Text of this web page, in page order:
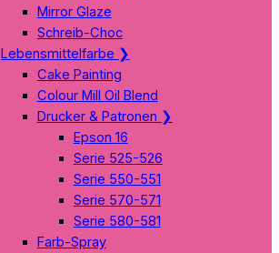
Mirror Glaze
Schreib-Choc
Lebensmittelfarbe ❯
Cake Painting
Colour Mill Oil Blend
Drucker & Patronen ❯
Epson 16
Serie 525-526
Serie 550-551
Serie 570-571
Serie 580-581
Farb-Spray